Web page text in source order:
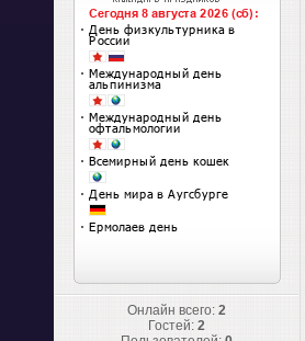
Онлайн всего: 2
Гостей: 2